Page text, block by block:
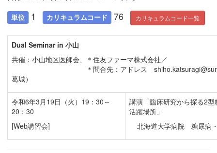
単位 1 カリキュラムコード 76 カリキュラムコード一覧
Dual Seminar in 小山
共催：小山地区医師会、＊住友ファーマ株式会社／
＊問合先：アドレス
葛城）
令和6年3月19日（火）19：30～
20：30
[Web講習会]
講演「臨床研究から探る2
活躍場所」
北海道大学病院 糖尿